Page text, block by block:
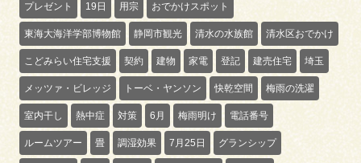
プレゼント 19日 用宗 おでかけスポット
東海大海洋学部博物館 静岡市観光 清水の水族館 清水区おでかけ
こどみらい住宅支援 契約 建物 家電 登記 建売住宅 埼玉
メッツァ・ビレッジ トーベ・ヤンソン 快乾空間 梅雨の洗濯
室内干し 熱中症 対策 6月 梅雨明け 電話番号
ルームツアー 畳 調湿効果 7月25日 グランシップ